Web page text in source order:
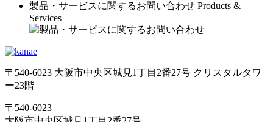
製品・サービスに関するお問い合わせ Products &
Services
〒540-6023 大阪市中央区城見1丁目2番27号 クリスタルタワ
ー23階
〒540-6023